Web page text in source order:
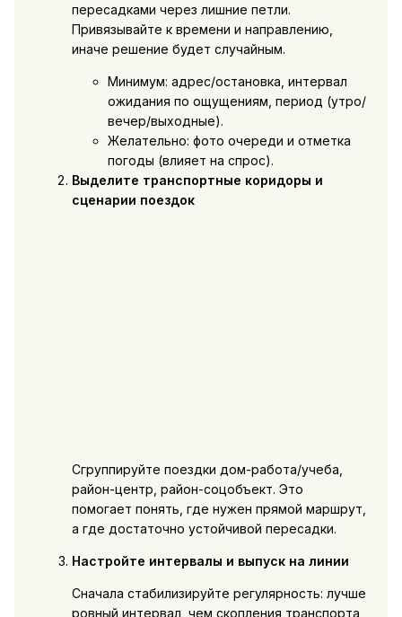
пересадками через лишние петли.
Привязывайте к времени и направлению,
иначе решение будет случайным.
Минимум: адрес/остановка, интервал
ожидания по ощущениям, период (утро/
вечер/выходные).
Желательно: фото очереди и отметка
погоды (влияет на спрос).
Выделите транспортные коридоры и
сценарии поездок
Сгруппируйте поездки дом-работа/учеба,
район-центр, район-соцобъект. Это
помогает понять, где нужен прямой маршрут,
а где достаточно устойчивой пересадки.
Настройте интервалы и выпуск на линии
Сначала стабилизируйте регулярность: лучше
ровный интервал, чем скопления транспорта